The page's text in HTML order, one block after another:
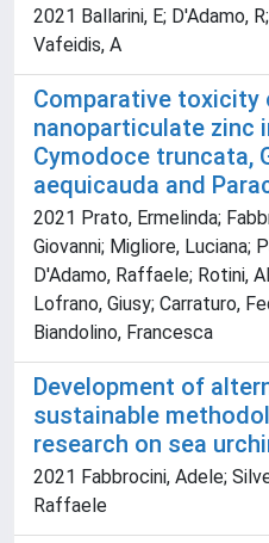
2021 Ballarini, E; D'Adamo,
Vafeidis, A
Comparative toxicity
nanoparticulate zinc
Cymodoce truncata,
aequicauda and
2021 Prato, Ermelinda;
Giovanni; Migliore, Luciana;
D'Adamo, Raffaele; Rotini,
Lofrano, Giusy; Carraturo,
Biandolino, Francesca
Development of
sustainable
research on sea
2021 Fabbrocini, Adele;
Raffaele